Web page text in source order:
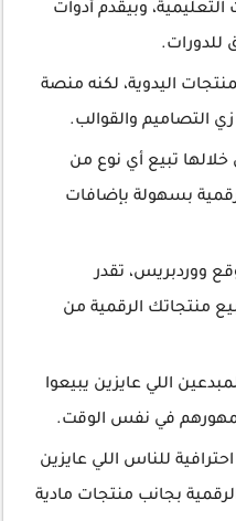
وبيقدم أدوات
للدورات.
اليدوية، لكنه منصة
التصاميم والقوالب.
تبيع أي نوع من
بسهولة بإضافات
ووردبريس، تقدر
منتجاتك الرقمية من
اللي عايزين يبيعوا
في نفس الوقت.
للناس اللي عايزين
بجانب منتجات مادية